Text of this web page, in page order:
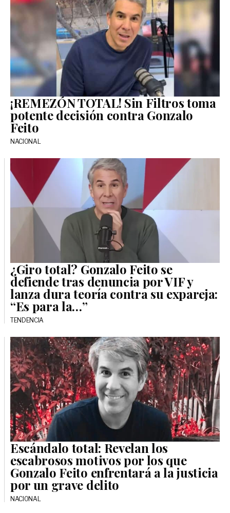
¡REMEZÓN TOTAL! Sin Filtros toma
potente decisión contra Gonzalo
Feito
NACIONAL
¿Giro total? Gonzalo Feito se
defiende tras denuncia por VIF y
lanza dura teoría contra su expareja:
“Es para la…”
TENDENCIA
Escándalo total: Revelan los
escabrosos motivos por los que
Gonzalo Feito enfrentará a la justicia
por un grave delito
NACIONAL